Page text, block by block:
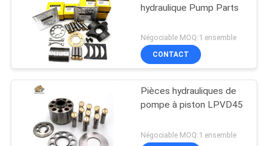
hydraulique Pump Parts
Négociable MOQ:1 ensemble
CONTACT
Pièces hydrauliques de
pompe à piston LPVD45
Négociable MOQ:1 ensemble